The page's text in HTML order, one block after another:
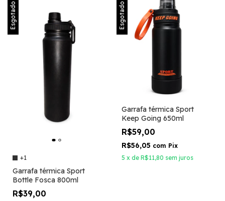
Esgotado
+1
Garrafa térmica Sport
Bottle Fosca 800ml
R$39,00
Esgotado
Garrafa térmica Sport
Keep Going 650ml
R$59,00
R$56,05 com Pix
5 x de R$11,80 sem juros